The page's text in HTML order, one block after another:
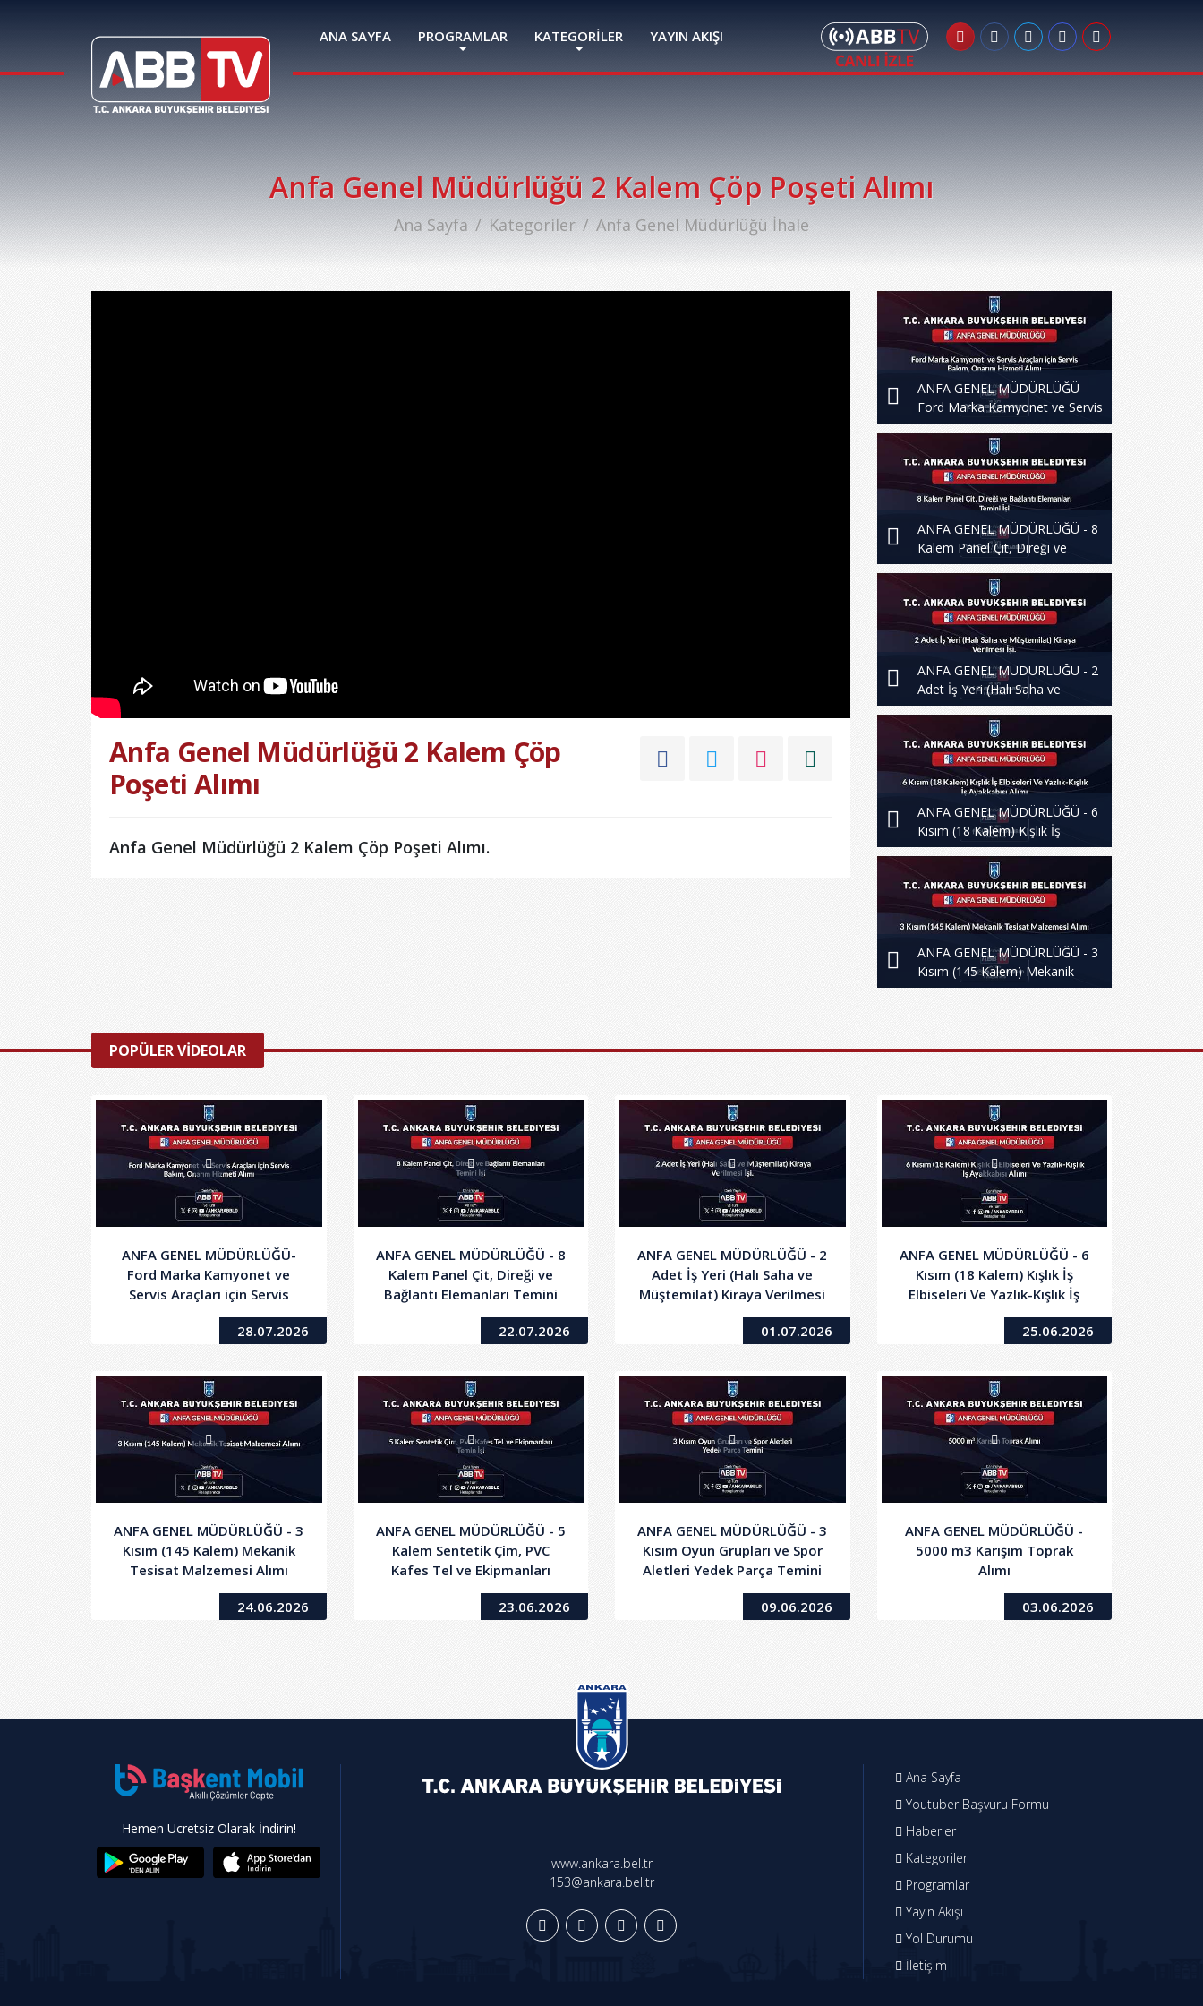
ANA SAYFA PROGRAMLAR KATEGORİLER YAYIN AKIŞI
Anfa Genel Müdürlüğü 2 Kalem Çöp Poşeti Alımı
Ana Sayfa Kategoriler Anfa Genel Müdürlüğü İhale
Anfa Genel Müdürlüğü 2 Kalem Çöp
Poşeti Alımı
Anfa Genel Müdürlüğü 2 Kalem Çöp Poşeti Alımı.
ANFA GENEL MÜDÜRLÜĞÜ-
Ford Marka Kamyonet ve Servis
Araçları için Servis Bakım,
Onarım Hizmeti Alımı
ANFA GENEL MÜDÜRLÜĞÜ - 8
Kalem Panel Çit, Direği ve
Bağlantı Elemanları Temini İşi
ANFA GENEL MÜDÜRLÜĞÜ - 2
Adet İş Yeri (Halı Saha ve
Müştemilat) Kiraya Verilmesi İşi
ANFA GENEL MÜDÜRLÜĞÜ - 6
Kısım (18 Kalem) Kışlık İş
Elbiseleri Ve Yazlık-Kışlık İş
Ayakkabısı Alımı
ANFA GENEL MÜDÜRLÜĞÜ - 3
Kısım (145 Kalem) Mekanik
Tesisat Malzemesi Alımı
POPÜLER VİDEOLAR
ANFA GENEL MÜDÜRLÜĞÜ-
Ford Marka Kamyonet ve
Servis Araçları için Servis
Bakım, Onarım Hizmeti Alımı
28.07.2026
ANFA GENEL MÜDÜRLÜĞÜ - 8
Kalem Panel Çit, Direği ve
Bağlantı Elemanları Temini
22.07.2026
ANFA GENEL MÜDÜRLÜĞÜ - 2
Adet İş Yeri (Halı Saha ve
Müştemilat) Kiraya Verilmesi
01.07.2026
ANFA GENEL MÜDÜRLÜĞÜ - 6
Kısım (18 Kalem) Kışlık İş
Elbiseleri Ve Yazlık-Kışlık İş
Ayakkabısı Alımı
25.06.2026
ANFA GENEL MÜDÜRLÜĞÜ - 3
Kısım (145 Kalem) Mekanik
Tesisat Malzemesi Alımı
24.06.2026
ANFA GENEL MÜDÜRLÜĞÜ - 5
Kalem Sentetik Çim, PVC
Kafes Tel ve Ekipmanları
Temin İşi
23.06.2026
ANFA GENEL MÜDÜRLÜĞÜ - 3
Kısım Oyun Grupları ve Spor
Aletleri Yedek Parça Temini
09.06.2026
ANFA GENEL MÜDÜRLÜĞÜ -
5000 m3 Karışım Toprak
Alımı
03.06.2026
Hemen Ücretsiz Olarak İndirin!
www.ankara.bel.tr
153@ankara.bel.tr
Ana Sayfa
Youtuber Başvuru Formu
Haberler
Kategoriler
Programlar
Yayın Akışı
Yol Durumu
İletişim